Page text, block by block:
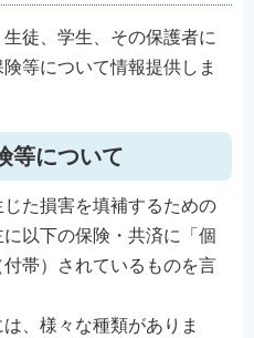
徒、学生、その保護者に
等について情報提供しま
等について
た損害を填補するための
以下の保険・共済に「個
帯）されているものを言
、様々な種類がありま